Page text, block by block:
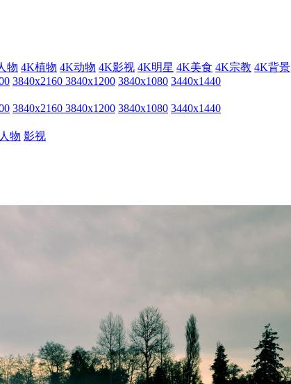
物 4K植物 4K动物 4K影视 4K明星 4K美食 4K宗教 4K背景
3840x2160 3840x1200 3840x1080 3440x1440
3840x2160 3840x1200 3840x1080 3440x1440
人物 影视